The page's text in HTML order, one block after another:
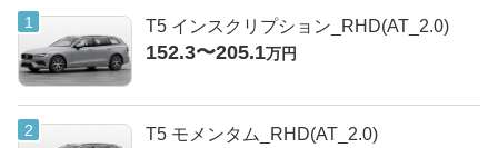
T5 インスクリプション_RHD(AT_2.0)
152.3〜205.1万円
T5 モメンタム_RHD(AT_2.0)